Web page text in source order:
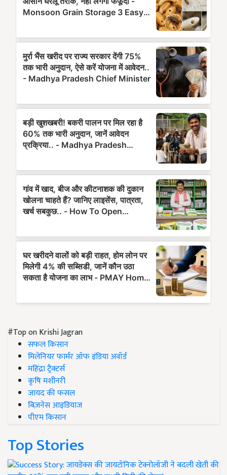
#Top on Krishi Jagran
सफल किसान
मिलेनियर फार्मर ऑफ इंडिया अवॉर्ड
महिंद्रा ट्रैक्टर्स
कृषि मशीनरी
जायद की फसल
बिज़नेस आइडियाज
पीएम किसान
Top Stories